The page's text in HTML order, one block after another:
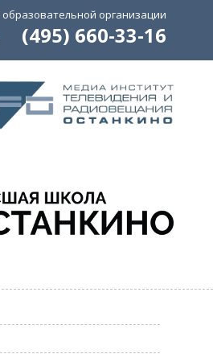
образовательной организации
(495) 660-33-16